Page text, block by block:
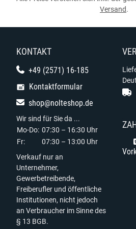
Versand.
KONTAKT
+49 (2571) 16-185
Kontaktformular
shop@nolteshop.de
Wir sind für Sie da ...
Mo-Do: 07:30 – 16:30 Uhr
Fr:
07:30 – 13:00 Uhr
Verkauf nur an
Unternehmer,
Gewerbetreibende,
Freiberufler und öffentliche
Institutionen, nicht jedoch
an Verbraucher im Sinne des
§ 13 BGB.